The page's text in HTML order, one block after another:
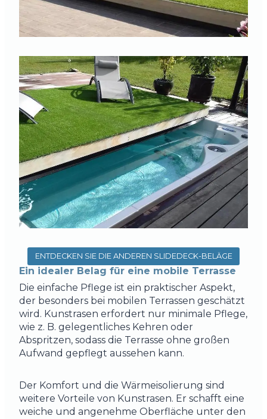
ENTDECKEN SIE DIE ANDEREN SLIDEDECK-BELÄGE
Ein idealer Belag für eine mobile Terrasse
Die einfache Pflege ist ein praktischer Aspekt,
der besonders bei mobilen Terrassen geschätzt
wird. Kunstrasen erfordert nur minimale Pflege,
wie z. B. gelegentliches Kehren oder
Abspritzen, sodass die Terrasse ohne großen
Aufwand gepflegt aussehen kann.
Der Komfort und die Wärmeisolierung sind
weitere Vorteile von Kunstrasen. Er schafft eine
weiche und angenehme Oberfläche unter den